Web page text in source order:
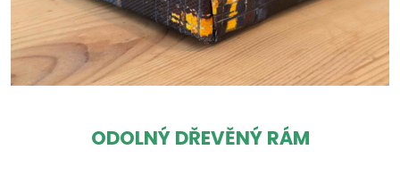
ODOLNÝ DŘEVĚNÝ RÁM